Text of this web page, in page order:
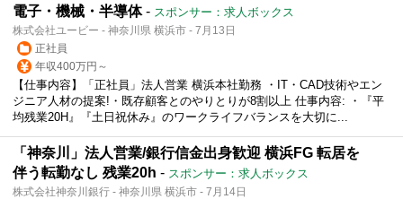
電子・機械・半導体- スポンサー：求人ボックス
株式会社ユービー - 神奈川県 横浜市 - 7月13日
正社員
年収400万円～
【仕事内容】「正社員」法人営業 横浜本社勤務 ・IT・CAD技術やエン
ジニア人材の提案!・既存顧客とのやりとりが8割以上 仕事内容: ・『平
均残業20H』『土日祝休み』のワークライフバランスを大切に...
「神奈川」法人営業/銀行信金出身歓迎 横浜FG 転居を
伴う転勤なし 残業20h - スポンサー：求人ボックス
株式会社神奈川銀行 - 神奈川県 横浜市 - 7月14日